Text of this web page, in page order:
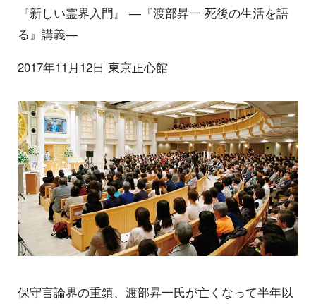
『新しい霊界入門』 ―『渡部昇一 死後の生活を語
る』講義―
2017年11月12日 東京正心館
保守言論界の重鎮、渡部昇一氏が亡くなって半年以